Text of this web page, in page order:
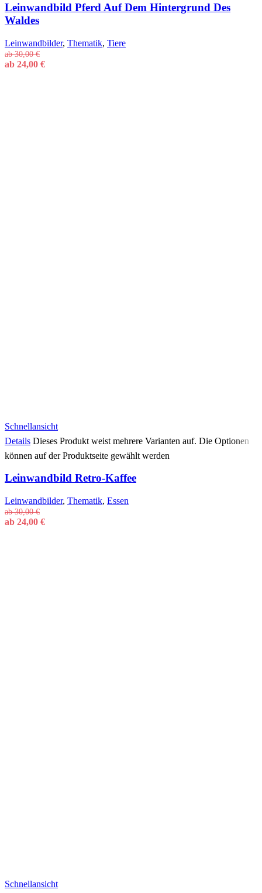
Leinwandbild Pferd Auf Dem Hintergrund Des
Waldes
Leinwandbilder, Thematik, Tiere
ab30,00€
ab 24,00 €
Schnellansicht
Details Dieses Produkt weist mehrere Varianten auf. Die Optionen
können auf der Produktseite gewählt werden
Leinwandbild Retro-Kaffee
Leinwandbilder, Thematik, Essen
ab30,00€
ab 24,00 €
Schnellansicht